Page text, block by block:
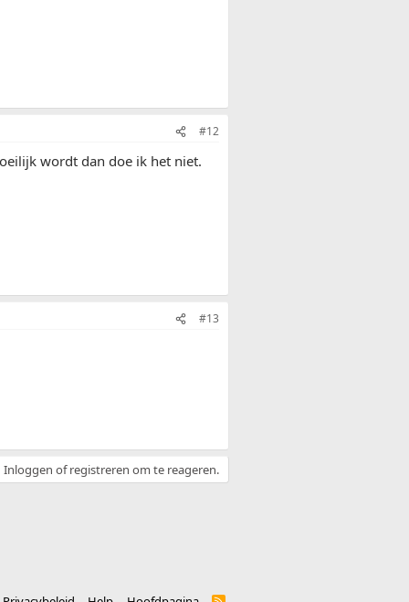
#12
wordt dan doe ik het niet.
#13
Inloggen of registreren om te reageren.